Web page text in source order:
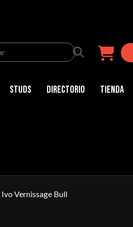
Buscar
x
Studs Directorio Tienda
Vernissage Bull